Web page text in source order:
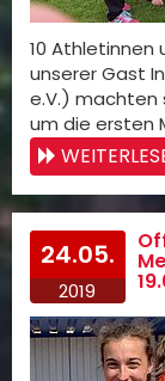
10 Athletinnen
unserer Gast
e.V.) machten
um die ersten
24.05.
2019